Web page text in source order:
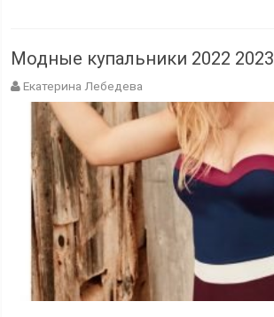
Модные купальники 2022 2023
Екатерина Лебедева